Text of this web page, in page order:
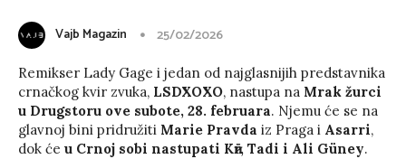
Vajb Magazin 25/02/2026
Remikser Lady Gage i jedan od najglasnijih predstavnika
crnačkog kvir zvuka, LSDXOXO, nastupa na Mrak žurci
u Drugstoru ove subote, 28. februara. Njemu će se na
glavnoj bini pridružiti Marie Pravda iz Praga i Asarri,
dok će u Crnoj sobi nastupati Kӣr, Tadi i Ali Güney.